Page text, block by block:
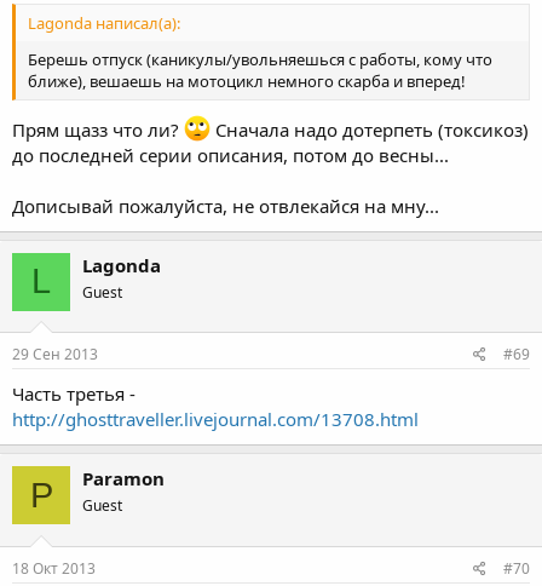
Lagonda написал(а):
Берешь отпуск (каникулы/увольняешься с работы, кому что
ближе), вешаешь на мотоцикл немного скарба и вперед!
Прям щазз что ли?
Сначала надо дотерпеть (токсикоз)
до последней серии описания, потом до весны...
Дописывай пожалуйста, не отвлекайся на мну...
L Lagonda
Guest
29 Сен 2013 #69
Часть третья -
http://ghosttraveller.livejournal.com/13708.html
P Paramon
Guest
18 Окт 2013 #70